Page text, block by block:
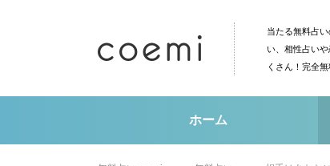
当たる無料占
い、相性占い
くさん！完全
ホーム